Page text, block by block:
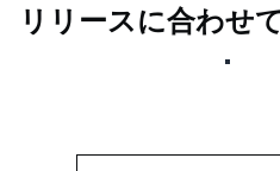
リリースに合わせ